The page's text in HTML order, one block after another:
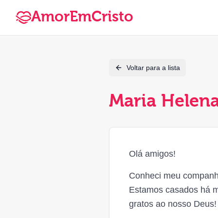
AmorEmCristo
Voltar para a lista
Maria
Olá amigos!
Conheci meu
Estamos casados há
gratos ao nosso Deus!